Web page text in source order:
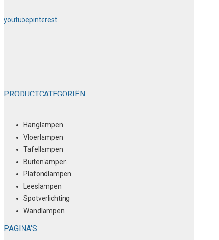
youtubepinterest
PRODUCTCATEGORIËN
Hanglampen
Vloerlampen
Tafellampen
Buitenlampen
Plafondlampen
Leeslampen
Spotverlichting
Wandlampen
PAGINA'S